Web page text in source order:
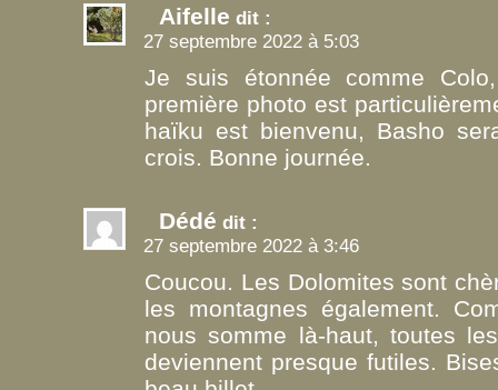
Aifelle dit :
27 septembre 2022 à 5:03
Je suis étonnée comme
première photo est
haïku est bienvenu, Basho
crois. Bonne journée.
Dédé dit :
27 septembre 2022 à 3:46
Coucou. Les Dolomites sont
les montagnes également.
nous somme là-haut, toutes
deviennent presque futiles.